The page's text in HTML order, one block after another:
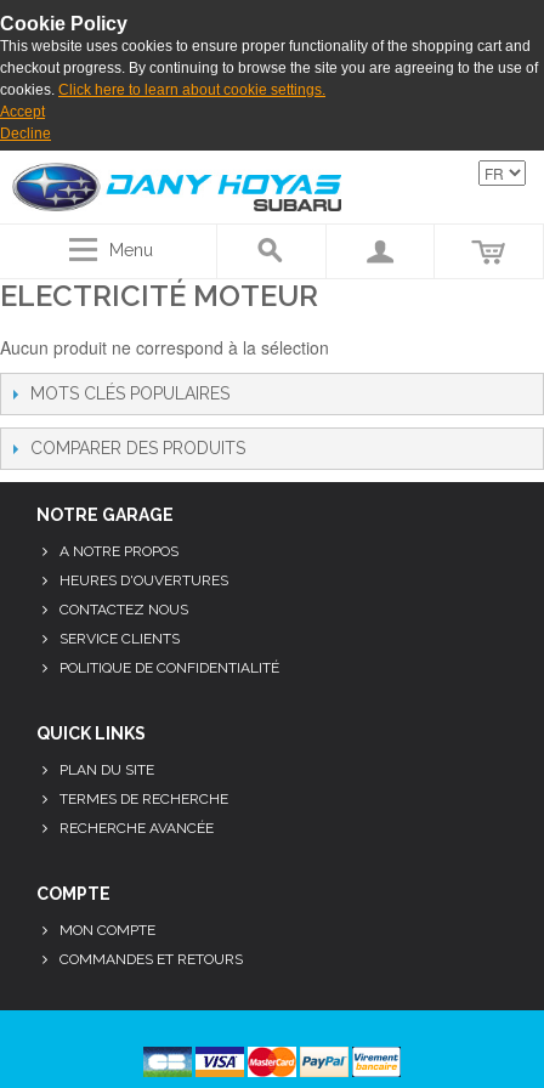
Cookie Policy
This website uses cookies to ensure proper functionality of the shopping cart and
checkout progress. By continuing to browse the site you are agreeing to the use of
cookies. Click here to learn about cookie settings.
Accept
Decline
Menu
ELECTRICITÉ MOTEUR
Aucun produit ne correspond à la sélection
MOTS CLÉS POPULAIRES
COMPARER DES PRODUITS
NOTRE GARAGE
A NOTRE PROPOS
HEURES D'OUVERTURES
CONTACTEZ NOUS
SERVICE CLIENTS
POLITIQUE DE CONFIDENTIALITÉ
QUICK LINKS
PLAN DU SITE
TERMES DE RECHERCHE
RECHERCHE AVANCÉE
COMPTE
MON COMPTE
COMMANDES ET RETOURS